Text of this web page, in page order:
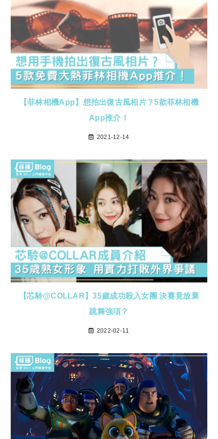
【菲林相機App】想拍出復古風相片？5款菲林相機
App推介！
2021-12-14
【芯駖@COLLAR】35歲成功殺入女團 決賽竟放棄
跳舞強項？
2022-02-11